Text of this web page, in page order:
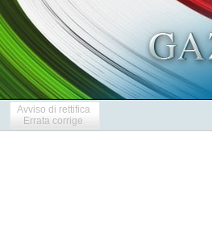
Avviso di rettifica
Errata corrige